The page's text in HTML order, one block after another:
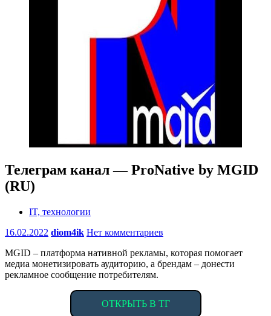
Телеграм канал — ProNative by MGID
(RU)
IT, технологии
16.02.2022 diom4ik Нет комментариев
MGID – платформа нативной рекламы, которая помогает
медиа монетизировать аудиторию, а брендам – донести
рекламное сообщение потребителям.
ОТКРЫТЬ В ТГ